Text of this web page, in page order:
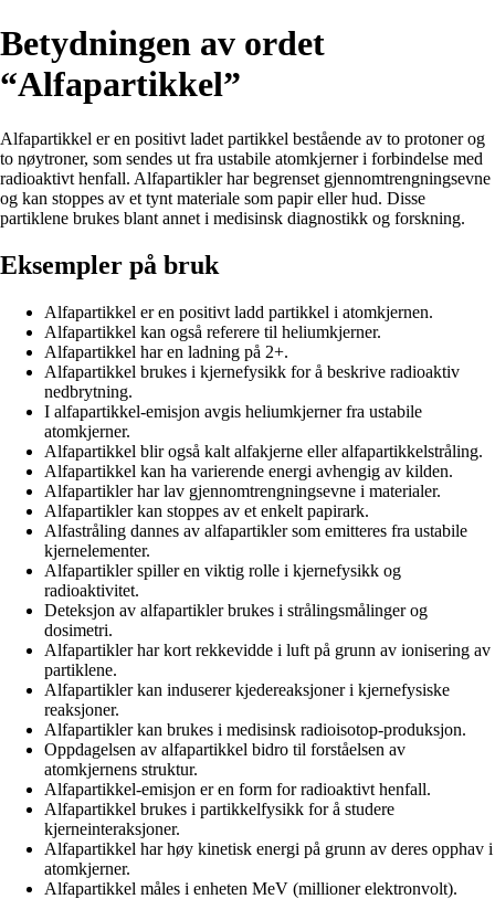
Betydningen av ordet
“Alfapartikkel”
Alfapartikkel er en positivt ladet partikkel bestående av to protoner og
to nøytroner, som sendes ut fra ustabile atomkjerner i forbindelse med
radioaktivt henfall. Alfapartikler har begrenset gjennomtrengningsevne
og kan stoppes av et tynt materiale som papir eller hud. Disse
partiklene brukes blant annet i medisinsk diagnostikk og forskning.
Eksempler på bruk
Alfapartikkel er en positivt ladd partikkel i atomkjernen.
Alfapartikkel kan også referere til heliumkjerner.
Alfapartikkel har en ladning på 2+.
Alfapartikkel brukes i kjernefysikk for å beskrive radioaktiv
nedbrytning.
I alfapartikkel-emisjon avgis heliumkjerner fra ustabile
atomkjerner.
Alfapartikkel blir også kalt alfakjerne eller alfapartikkelstråling.
Alfapartikkel kan ha varierende energi avhengig av kilden.
Alfapartikler har lav gjennomtrengningsevne i materialer.
Alfapartikler kan stoppes av et enkelt papirark.
Alfastråling dannes av alfapartikler som emitteres fra ustabile
kjernelementer.
Alfapartikler spiller en viktig rolle i kjernefysikk og
radioaktivitet.
Deteksjon av alfapartikler brukes i strålingsmålinger og
dosimetri.
Alfapartikler har kort rekkevidde i luft på grunn av ionisering av
partiklene.
Alfapartikler kan induserer kjedereaksjoner i kjernefysiske
reaksjoner.
Alfapartikler kan brukes i medisinsk radioisotop-produksjon.
Oppdagelsen av alfapartikkel bidro til forståelsen av
atomkjernens struktur.
Alfapartikkel-emisjon er en form for radioaktivt henfall.
Alfapartikkel brukes i partikkelfysikk for å studere
kjerneinteraksjoner.
Alfapartikkel har høy kinetisk energi på grunn av deres opphav i
atomkjerner.
Alfapartikkel måles i enheten MeV (millioner elektronvolt).